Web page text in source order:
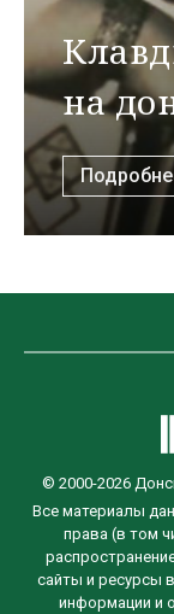
на
© 2000-2026
Все материалы
права (в том
сайты и ресурсы
информации и